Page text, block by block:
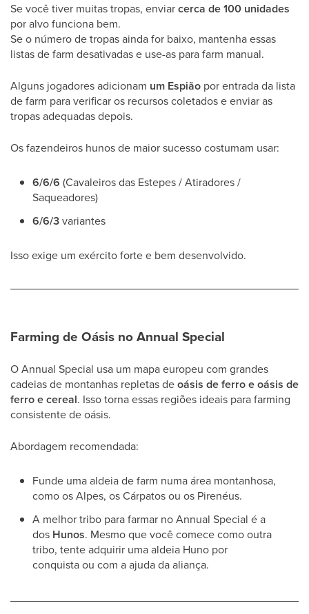
Se você tiver muitas tropas, enviarcerca de 100 unidades
por alvo funciona bem.
Se o número de tropas ainda for baixo, mantenha essas
listas de farm desativadas e use-as para farm manual.
Alguns jogadores adicionam um Espião por entrada da lista
de farm para verificar os recursos coletados e enviar as
tropas adequadas depois.
Os fazendeiros hunos de maior sucesso costumam usar:
6/6/6 (Cavaleiros das Estepes / Atiradores /
Saqueadores)
6/6/3variantes
Isso exige um exército forte e bem desenvolvido.
Farming de Oásis no Annual Special
O Annual Special usa um mapa europeu com grandes
cadeias de montanhas repletas deoásis de ferro e oásis de
ferro e cereal. Isso torna essas regiões ideais para farming
consistente de oásis.
Abordagem recomendada:
Funde uma aldeia de farm numa área montanhosa,
como os Alpes, os Cárpatos ou os Pirenéus.
A melhor tribo para farmar no Annual Special é a
dos Hunos. Mesmo que você comece como outra
tribo, tente adquirir uma aldeia Huno por
conquista ou com a ajuda da aliança.